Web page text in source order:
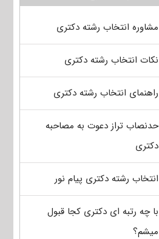
مشاوره انتخاب رشته دکتری
نکات انتخاب رشته دکتری
راهنمای انتخاب رشته دکتری
حدنصاب تراز دعوت به مصاحبه
دکتری
انتخاب رشته دکتری پیام نور
با چه رتبه ای دکتری کجا قبول
میشم؟